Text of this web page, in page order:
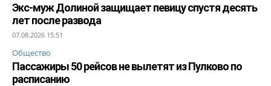
Экс-муж Долиной защищает певицу спустя десять
лет после развода
07.08.2026 15:51
Общество
Пассажиры 50 рейсов не вылетят из Пулково по
расписанию